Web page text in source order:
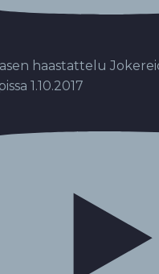
haastattelu
1.10.2017